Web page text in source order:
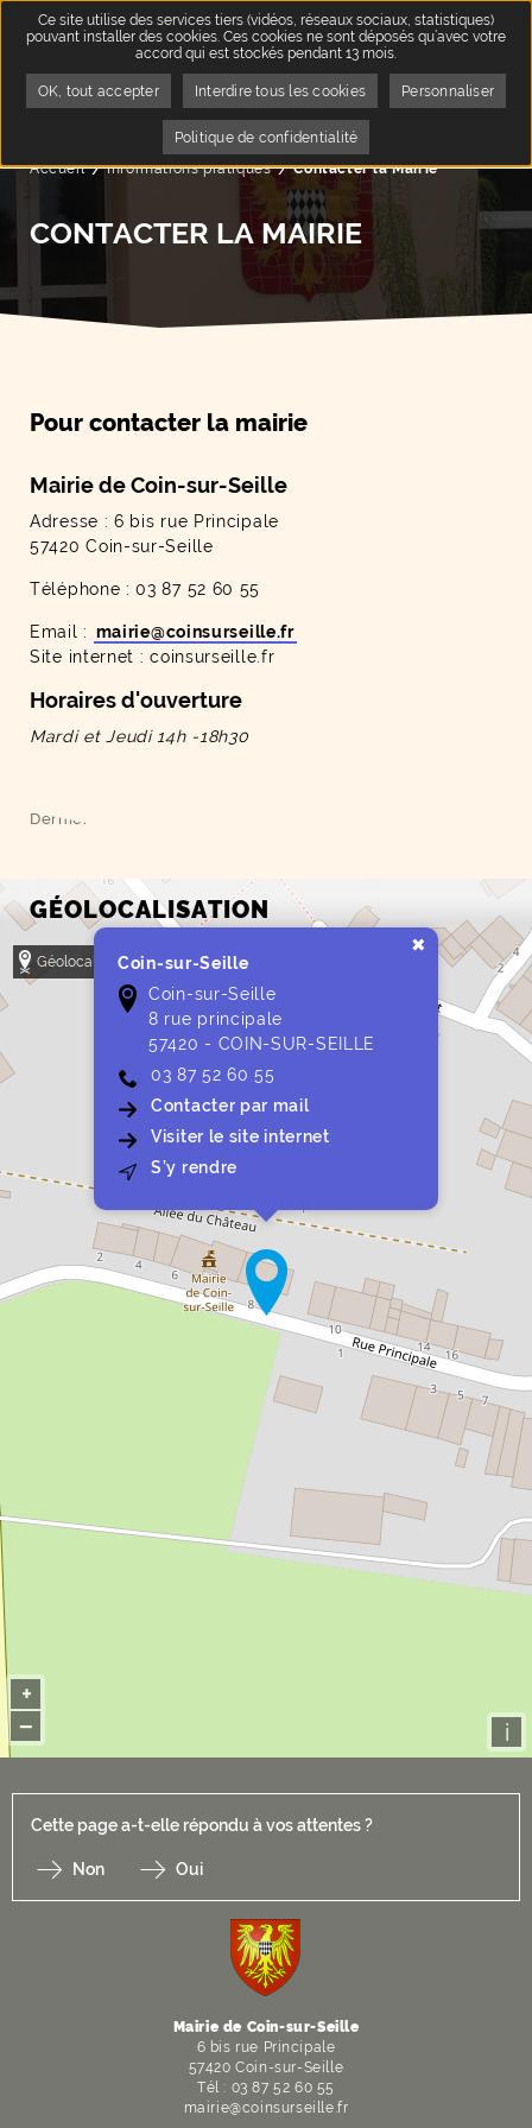
Accueil Informations pratiques Page active :
Contacter la Mairie
CONTACTER LA MAIRIE
Pour contacter la mairie
Mairie de Coin-sur-Seille
Adresse : 6 bis rue Principale
57420 Coin-sur-Seille
Téléphone : 03 87 52 60 55
Email : mairie@coinsurseille.fr
Site internet : coinsurseille.fr
Horaires d'ouverture
Mardi et Jeudi 14h -18h30
Dernière mise à jour le 21.05.2026
Coin-sur-Seille
Coin-sur-Seille
8 rue principale
57420 - COIN-SUR-SEILLE
03 87 52 60 55
Contacter par mail
Visiter le site internet de Coin-sur-Seille
S’y rendre
+
−
i
Géolocalisez moi
GÉOLOCALISATION
Cette page a-t-elle répondu à vos attentes ?
Non Oui
Mairie de Coin-sur-Seille
6 bis rue Principale
57420 Coin-sur-Seille
Tél : 03 87 52 60 55
mairie@coinsurseille.fr
Ce site utilise des services tiers (vidéos, réseaux sociaux, statistiques)
pouvant installer des cookies. Ces cookies ne sont déposés qu’avec votre
accord qui est stockés pendant 13 mois.
OK, tout accepter Interdire tous les cookies Personnaliser
Politique de confidentialité